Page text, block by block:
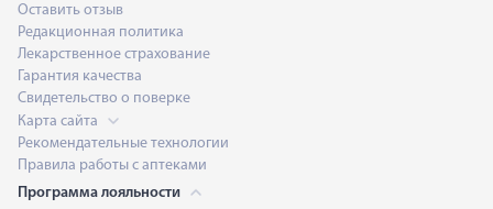
Оставить отзыв
Редакционная политика
Лекарственное страхование
Гарантия качества
Свидетельство о поверке
Карта сайта
Рекомендательные технологии
Правила работы с аптеками
Программа лояльности